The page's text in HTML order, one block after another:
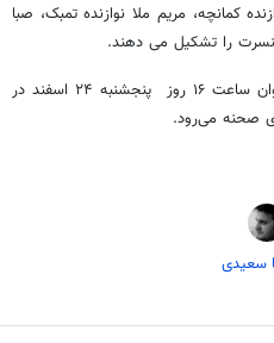
کمانچه، مریم ملا نوازنده تمبک، صبا
را تشکیل می دهند.
کنسرت موسیقی «زخم ناسور» ویژه بانوان ساعت ۱۶ روز پنجشنبه ۲۴ اسفند در
صحنه میرود.
سعیدی